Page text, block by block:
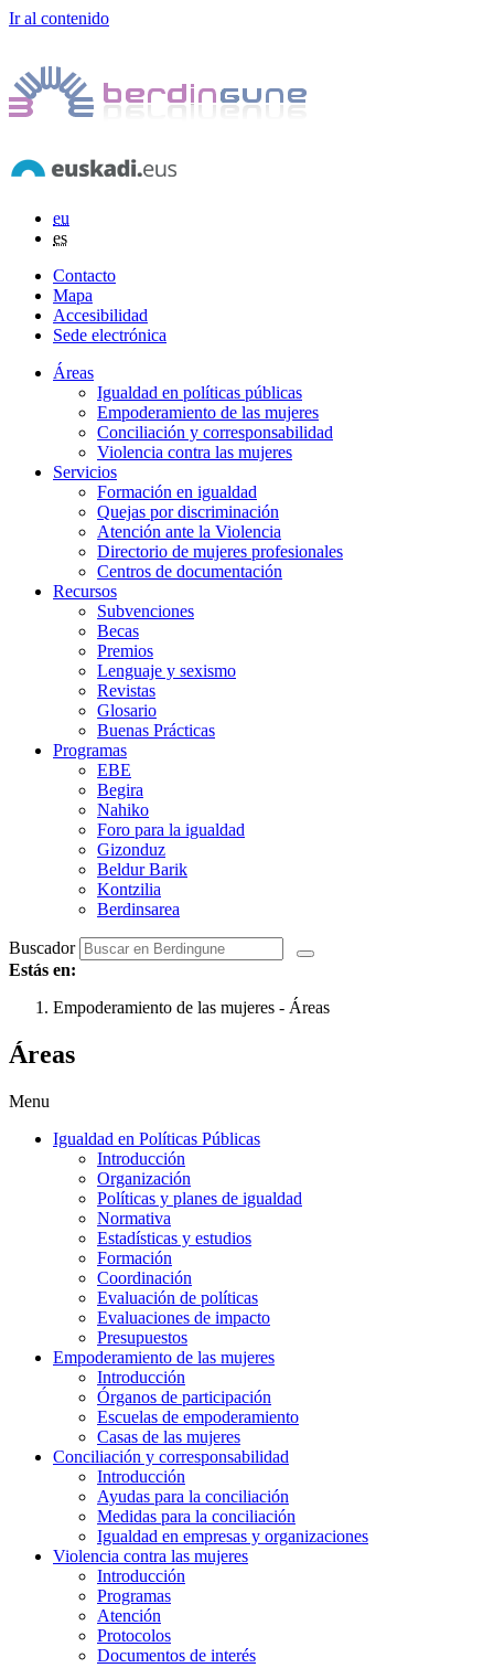
Ir al contenido
eu
es
Contacto
Mapa
Accesibilidad
Sede electrónica
Áreas
Igualdad en políticas públicas
Empoderamiento de las mujeres
Conciliación y corresponsabilidad
Violencia contra las mujeres
Servicios
Formación en igualdad
Quejas por discriminación
Atención ante la Violencia
Directorio de mujeres profesionales
Centros de documentación
Recursos
Subvenciones
Becas
Premios
Lenguaje y sexismo
Revistas
Glosario
Buenas Prácticas
Programas
EBE
Begira
Nahiko
Foro para la igualdad
Gizonduz
Beldur Barik
Kontzilia
Berdinsarea
Buscador
Estás en:
Empoderamiento de las mujeres - Áreas
Áreas
Menu
Igualdad en Políticas Públicas
Introducción
Organización
Políticas y planes de igualdad
Normativa
Estadísticas y estudios
Formación
Coordinación
Evaluación de políticas
Evaluaciones de impacto
Presupuestos
Empoderamiento de las mujeres
Introducción
Órganos de participación
Escuelas de empoderamiento
Casas de las mujeres
Conciliación y corresponsabilidad
Introducción
Ayudas para la conciliación
Medidas para la conciliación
Igualdad en empresas y organizaciones
Violencia contra las mujeres
Introducción
Programas
Atención
Protocolos
Documentos de interés